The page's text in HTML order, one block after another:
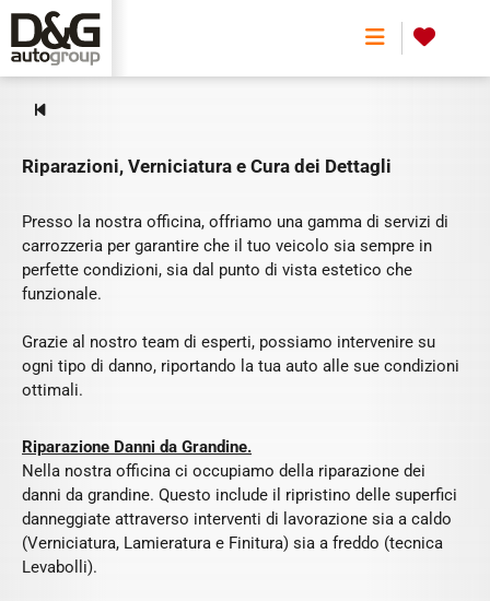
CARROZZERIA
Riparazioni, Verniciatura e Cura dei Dettagli
Presso la nostra officina, offriamo una gamma di servizi di
carrozzeria per garantire che il tuo veicolo sia sempre in
perfette condizioni, sia dal punto di vista estetico che
funzionale.
Grazie al nostro team di esperti, possiamo intervenire su
ogni tipo di danno, riportando la tua auto alle sue condizioni
ottimali.
Riparazione Danni da Grandine.
Nella nostra officina ci occupiamo della riparazione dei
danni da grandine. Questo include il ripristino delle superfici
danneggiate attraverso interventi di lavorazione sia a caldo
(Verniciatura, Lamieratura e Finitura) sia a freddo (tecnica
Levabolli).